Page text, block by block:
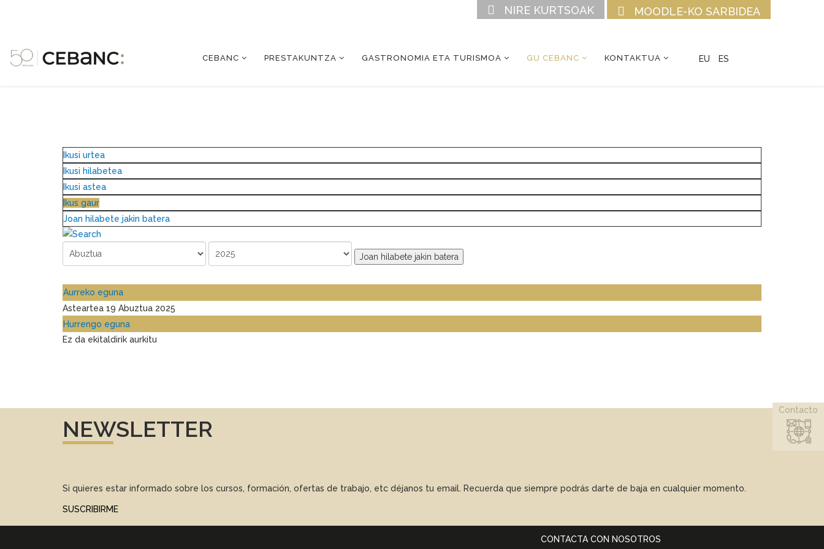
MOODLE-KO SARBIDEA
NIRE KURTSOAK
CEBANC PRESTAKUNTZA GASTRONOMIA ETA TURISMOA GU CEBANC KONTAKTUA EU ES
Ikusi urtea
Ikusi hilabetea
Ikusi astea
Ikus gaur
Joan hilabete jakin batera
Joan hilabete jakin batera
Aurreko eguna
Asteartea 19 Abuztua 2025
Hurrengo eguna
Ez da ekitaldirik aurkitu
NEWSLETTER
Si quieres estar informado sobre los cursos, formación, ofertas de trabajo, etc déjanos tu email. Recuerda que siempre podrás darte de baja en cualquier momento.
SUSCRIBIRME
CONTACTA CON NOSOTROS
Contacto